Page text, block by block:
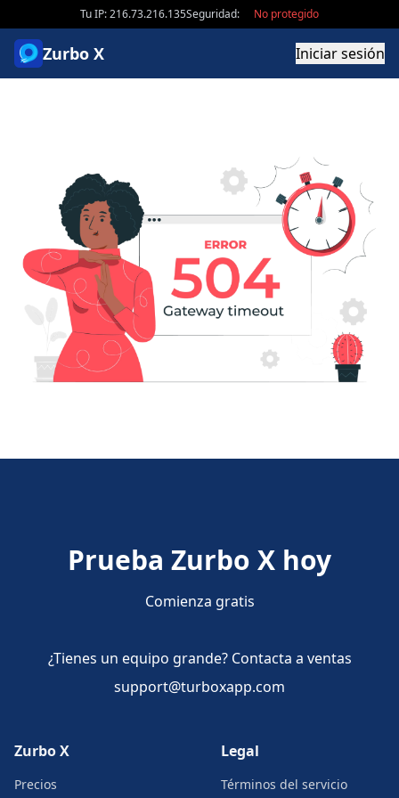
Tu IP: 216.73.216.135Seguridad: No protegido
Zurbo X Iniciar sesión
Prueba Zurbo X hoy
Comienza gratis
¿Tienes un equipo grande? Contacta a ventas
support@turboxapp.com
Zurbo X
Precios
Legal
Términos del servicio